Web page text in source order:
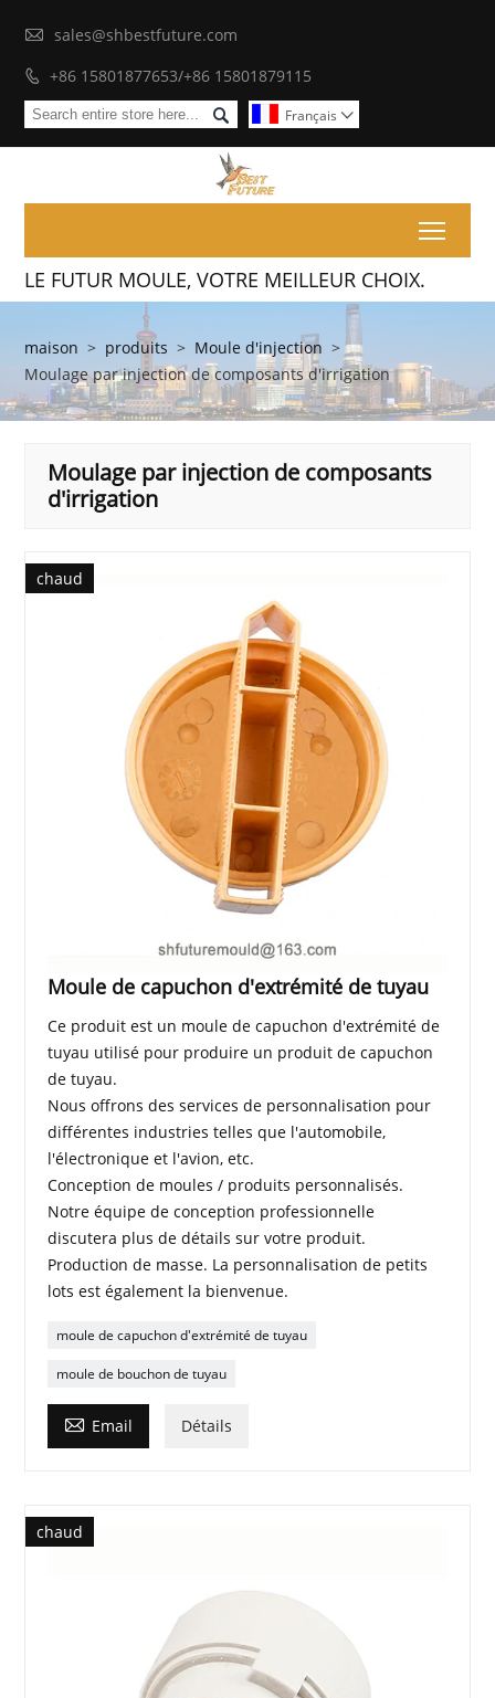
 sales@shbestfuture.com
 +86 15801877653/+86 15801879115
 Français 
LE FUTUR MOULE, VOTRE MEILLEUR CHOIX.
maison > produits > Moule d'injection >
Moulage par injection de composants d'irrigation
Moulage par injection de composants
d'irrigation
chaud
Moule de capuchon d'extrémité de tuyau
Ce produit est un moule de capuchon d'extrémité de
tuyau utilisé pour produire un produit de capuchon
de tuyau.
Nous offrons des services de personnalisation pour
différentes industries telles que l'automobile,
l'électronique et l'avion, etc.
Conception de moules / produits personnalisés.
Notre équipe de conception professionnelle
discutera plus de détails sur votre produit.
Production de masse. La personnalisation de petits
lots est également la bienvenue.
moule de capuchon d'extrémité de tuyau
moule de bouchon de tuyau
 Email Détails
chaud